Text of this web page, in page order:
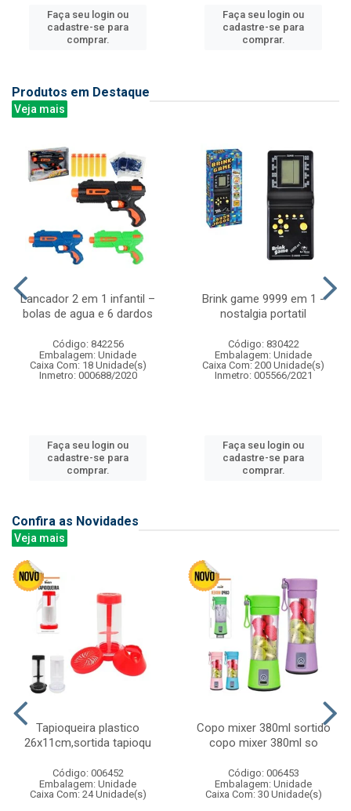
Faça seu login ou
cadastre-se para
comprar.
Faça seu login ou
cadastre-se para
comprar.
Produtos em Destaque
Veja mais
Lancador 2 em 1 infantil –
bolas de agua e 6 dardos
Código: 842256
Embalagem: Unidade
Caixa Com: 18 Unidade(s)
Inmetro: 000688/2020
Faça seu login ou
cadastre-se para
comprar.
Brink game 9999 em 1 -
nostalgia portatil
Código: 830422
Embalagem: Unidade
Caixa Com: 200 Unidade(s)
Inmetro: 005566/2021
Faça seu login ou
cadastre-se para
comprar.
Confira as Novidades
Veja mais
Tapioqueira plastico
26x11cm,sortida tapioqu
Código: 006452
Embalagem: Unidade
Caixa Com: 24 Unidade(s)
Copo mixer 380ml sortido
copo mixer 380ml so
Código: 006453
Embalagem: Unidade
Caixa Com: 30 Unidade(s)